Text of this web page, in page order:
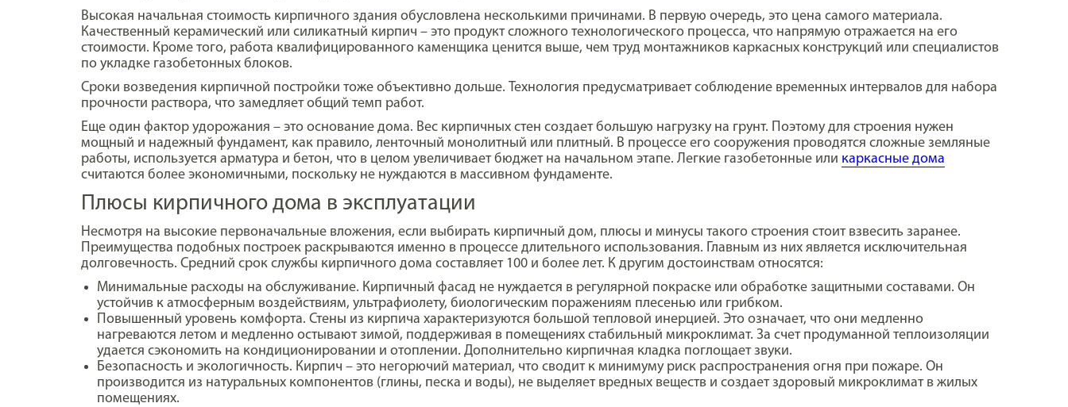
Высокая начальная стоимость кирпичного здания обусловлена несколькими причинами. В первую очередь, это цена самого материала.
Качественный керамический или силикатный кирпич – это продукт сложного технологического процесса, что напрямую отражается на его
стоимости. Кроме того, работа квалифицированного каменщика ценится выше, чем труд монтажников каркасных конструкций или специалистов
по укладке газобетонных блоков.
Сроки возведения кирпичной постройки тоже объективно дольше. Технология предусматривает соблюдение временных интервалов для набора
прочности раствора, что замедляет общий темп работ.
Еще один фактор удорожания – это основание дома. Вес кирпичных стен создает большую нагрузку на грунт. Поэтому для строения нужен
мощный и надежный фундамент, как правило, ленточный монолитный или плитный. В процессе его сооружения проводятся сложные земляные
работы, используется арматура и бетон, что в целом увеличивает бюджет на начальном этапе. Легкие газобетонные или каркасные дома
считаются более экономичными, поскольку не нуждаются в массивном фундаменте.
Плюсы кирпичного дома в эксплуатации
Несмотря на высокие первоначальные вложения, если выбирать кирпичный дом, плюсы и минусы такого строения стоит взвесить заранее.
Преимущества подобных построек раскрываются именно в процессе длительного использования. Главным из них является исключительная
долговечность. Средний срок службы кирпичного дома составляет 100 и более лет. К другим достоинствам относятся:
Минимальные расходы на обслуживание. Кирпичный фасад не нуждается в регулярной покраске или обработке защитными составами. Он
устойчив к атмосферным воздействиям, ультрафиолету, биологическим поражениям плесенью или грибком.
Повышенный уровень комфорта. Стены из кирпича характеризуются большой тепловой инерцией. Это означает, что они медленно
нагреваются летом и медленно остывают зимой, поддерживая в помещениях стабильный микроклимат. За счет продуманной теплоизоляции
удается сэкономить на кондиционировании и отоплении. Дополнительно кирпичная кладка поглощает звуки.
Безопасность и экологичность. Кирпич – это негорючий материал, что сводит к минимуму риск распространения огня при пожаре. Он
производится из натуральных компонентов (глины, песка и воды), не выделяет вредных веществ и создает здоровый микроклимат в жилых
помещениях.